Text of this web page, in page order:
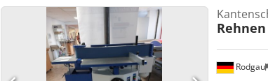
Rodgau